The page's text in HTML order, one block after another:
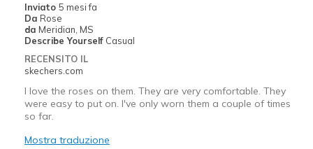
View On Shoes
Inviato 5 mesi fa
Da Rose
da Meridian, MS
Describe Yourself Casual
RECENSITO IL
skechers.com
I love the roses on them. They are very comfortable. They
were easy to put on. I've only worn them a couple of times
so far.
Mostra traduzione